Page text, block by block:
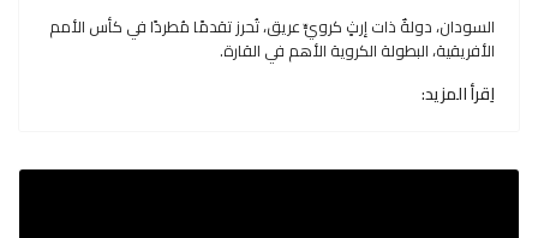
السودان، دولةٌ ذات إرثٍ كرويٍّ عريق، تُحرز تقدمًا مُطردًا في كأس الأمم
الأفريقية، البطولة الكروية الأهم في القارة.
اِقرأ المزيد: